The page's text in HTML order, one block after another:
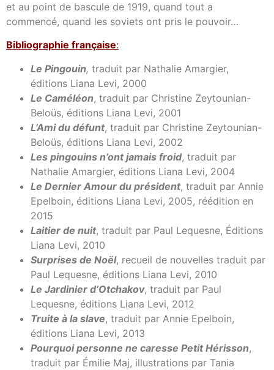
et au point de bascule de 1919, quand tout a
commencé, quand les soviets ont pris le pouvoir…
Bibliographie française:
Le Pingouin, traduit par Nathalie Amargier,
éditions Liana Levi, 2000
Le Caméléon, traduit par Christine Zeytounian-
Beloüs, éditions Liana Levi, 2001
L’Ami du défunt, traduit par Christine Zeytounian-
Beloüs, éditions Liana Levi, 2002
Les pingouins n’ont jamais froid, traduit par
Nathalie Amargier, éditions Liana Levi, 2004
Le Dernier Amour du président, traduit par Annie
Epelboin, éditions Liana Levi, 2005, réédition en
2015
Laitier de nuit, traduit par Paul Lequesne, Éditions
Liana Levi, 2010
Surprises de Noël, recueil de nouvelles traduit par
Paul Lequesne, éditions Liana Levi, 2010
Le Jardinier d’Otchakov, traduit par Paul
Lequesne, éditions Liana Levi, 2012
Truite à la slave, traduit par Annie Epelboin,
éditions Liana Levi, 2013
Pourquoi personne ne caresse Petit Hérisson,
traduit par Émilie Maj, illustrations par Tania